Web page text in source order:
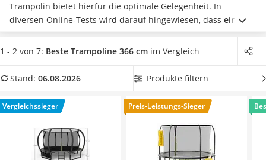
Reisetasche mit Rollen
Klimmzugstation
Koffer
Nachtsichtgerät
Handgepäck-Koffer
Wanderschuhe Herren
Sicherheitsweste Reiten
Trampolin bietet hierfür die optimale Gelegenheit. In
diversen Online-Tests wird darauf hingewiesen, dass ein
Gartentrampolinmit innenliegendem Sicherheitsnetz als
besonders sicher gilt. Die Verletzungsgefahr wird mit dieser
unserer Vergleichstabelle
ein 366-cm-Trampolin mit
wilde Sprungerlebnisse im Freien genießen können.
Überzeugt hat uns hier im August 2026 besonders das
Flamaker Trampolin mit seinen Eigenschaften.
1 - 2 von 7: Beste Trampoline 366 cm im Vergleich
Stand: 06.08.2026 Produkte filtern
Vergleichssieger Preis-Leistungs-Sieger